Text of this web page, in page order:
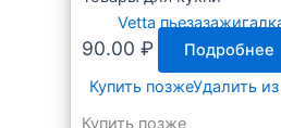
Vetta
90.00 ₽
Подробнее
Купить позжеУдалить
Купить позже